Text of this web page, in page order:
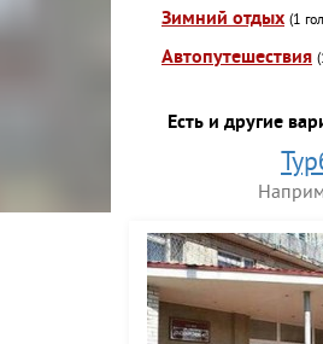
Зимний отдых (1
Автопутешествия
Есть и другие